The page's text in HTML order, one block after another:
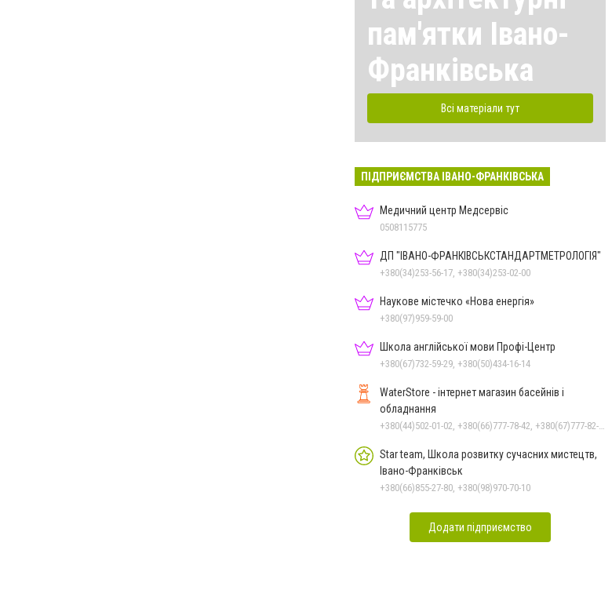
пам'ятки Івано-
Франківська
Всі матеріали тут
ПІДПРИЄМСТВА ІВАНО-ФРАНКІВСЬКА
Медичний центр Медсервіс
0508115775
ДП "ІВАНО-ФРАНКІВСЬК­СТАНДАРТ­МЕТРОЛОГІЯ"
+380(34)253-56-17, +380(34)253-02-00
Наукове містечко «Нова енергія»
+380(97)959-59-00
Школа англійської мови Профі-Центр
+380(67)732-59-29, +380(50)434-16-14
WaterStore - інтернет магазин басейнів і
обладнання
Star team, Школа розвитку сучасних мистецтв,
Івано-Франківськ
+380(66)855-27-80, +380(98)970-70-10
Додати підприємство